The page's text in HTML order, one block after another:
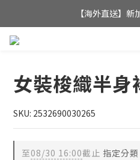
全店滿$350，即可
【海外直送】
女裝梭織半身
SKU: 2532690030265
至08/30 16:00截止 指定分